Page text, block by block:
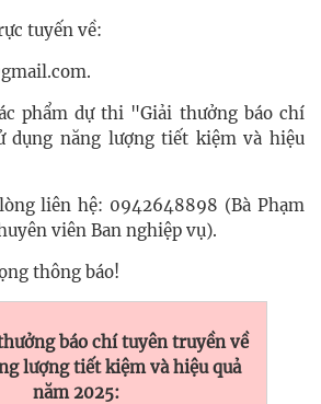
tuyến về:
phẩm dự thi "Giải thưởng báo chí
dụng năng lượng tiết kiệm và hiệu
liên hệ: 0942648898 (Bà Phạm
viên Ban nghiệp vụ).
thông báo!
báo chí tuyên truyền về
lượng tiết kiệm và hiệu quả
năm 2025: